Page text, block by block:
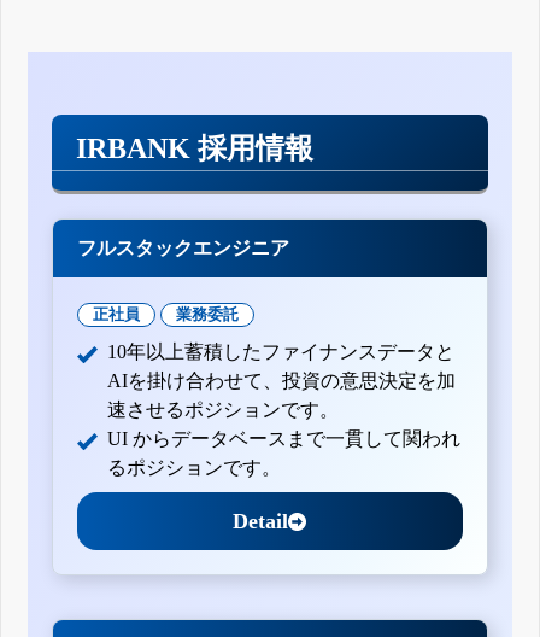
IRBANK 採用情報
フルスタックエンジニア
正社員 業務委託
10年以上蓄積したファイナンスデータと
AIを掛け合わせて、投資の意思決定を加
速させるポジションです。
UI からデータベースまで一貫して関われ
るポジションです。
Detail